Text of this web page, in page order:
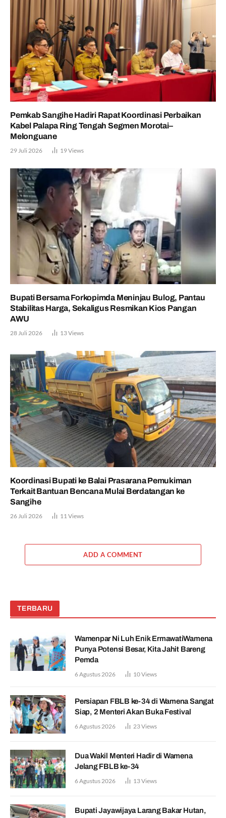
Pemkab Sangihe Hadiri Rapat Koordinasi Perbaikan
Kabel Palapa Ring Tengah Segmen Morotai–
Melonguane
29 Juli 2026 19Views
Bupati Bersama Forkopimda Meninjau Bulog, Pantau
Stabilitas Harga, Sekaligus Resmikan Kios Pangan
AWU
28 Juli 2026 13Views
Koordinasi Bupati ke Balai Prasarana Pemukiman
Terkait Bantuan Bencana Mulai Berdatangan ke
Sangihe
26 Juli 2026 11 Views
ADD A COMMENT
TERBARU
Wamenpar Ni Luh Enik ErmawatiWamena
Punya Potensi Besar, Kita Jahit Bareng
Pemda
6 Agustus 2026 10Views
Persiapan FBLB ke-34 di Wamena Sangat
Siap, 2 Menteri Akan Buka Festival
6 Agustus 2026 23Views
Dua Wakil Menteri Hadir di Wamena
Jelang FBLB ke-34
6 Agustus 2026 13Views
Bupati Jayawijaya Larang Bakar Hutan,